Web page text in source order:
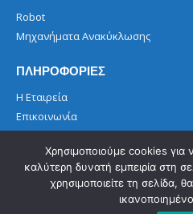
Robot
Μηχανήματα Ανακύκλωσης
ΠΛΗΡΟΦΟΡΙΕΣ
Η Εταιρεία
Επικοινωνία
Όροι Χρήσης
Χρησιμοποιούμε cookies
καλύτερη δυνατή εμπειρία στη
χρησιμοποιείτε τη σελίδα,